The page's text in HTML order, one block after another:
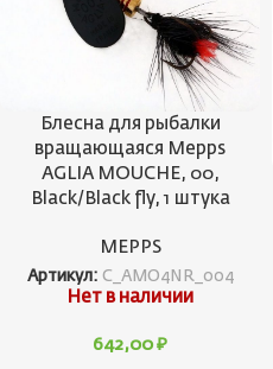
Блесна для рыбалки
вращающаяся Mepps
AGLIA MOUCHE, 00,
Black/Black fly, 1 штука
MEPPS
Артикул: C_AMO4NR_004
Нет в наличии
642,00 ₽